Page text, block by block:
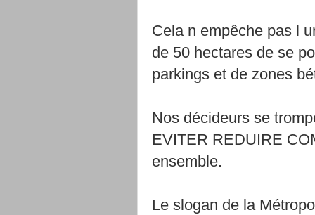
Cela n empêche pas l
de 50 hectares de se
parkings et de zones
Nos décideurs se
EVITER REDUIRE
ensemble.
Le slogan de la